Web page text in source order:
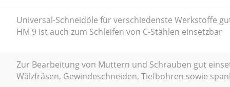
Universal-Schneidöle für verschiedenste Werkstoffe
HM 9 ist auch zum Schleifen von C-Stählen einsetzbar
Zur Bearbeitung von Muttern und Schrauben gut
Wälzfräsen, Gewindeschneiden, Tiefbohren sowie